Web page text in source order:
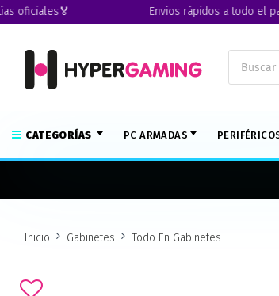
Envíos rápidos a todo el país
CATEGORÍAS PC ARMADAS
Inicio Gabinetes Todo En Gabinetes